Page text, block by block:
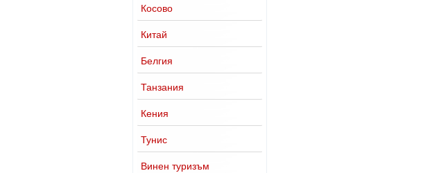
Косово
Китай
Белгия
Танзания
Кения
Тунис
Винен туризъм